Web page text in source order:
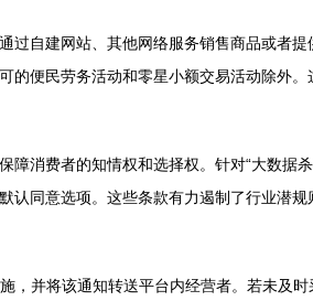
过自建网站、其他网络服务销售商品或者
便民劳务活动和零星小额交易活动除外
消费者的知情权和选择权。针对“大数据
认同意选项。这些条款有力遏制了行业潜
，并将该通知转送平台内经营者。若未及